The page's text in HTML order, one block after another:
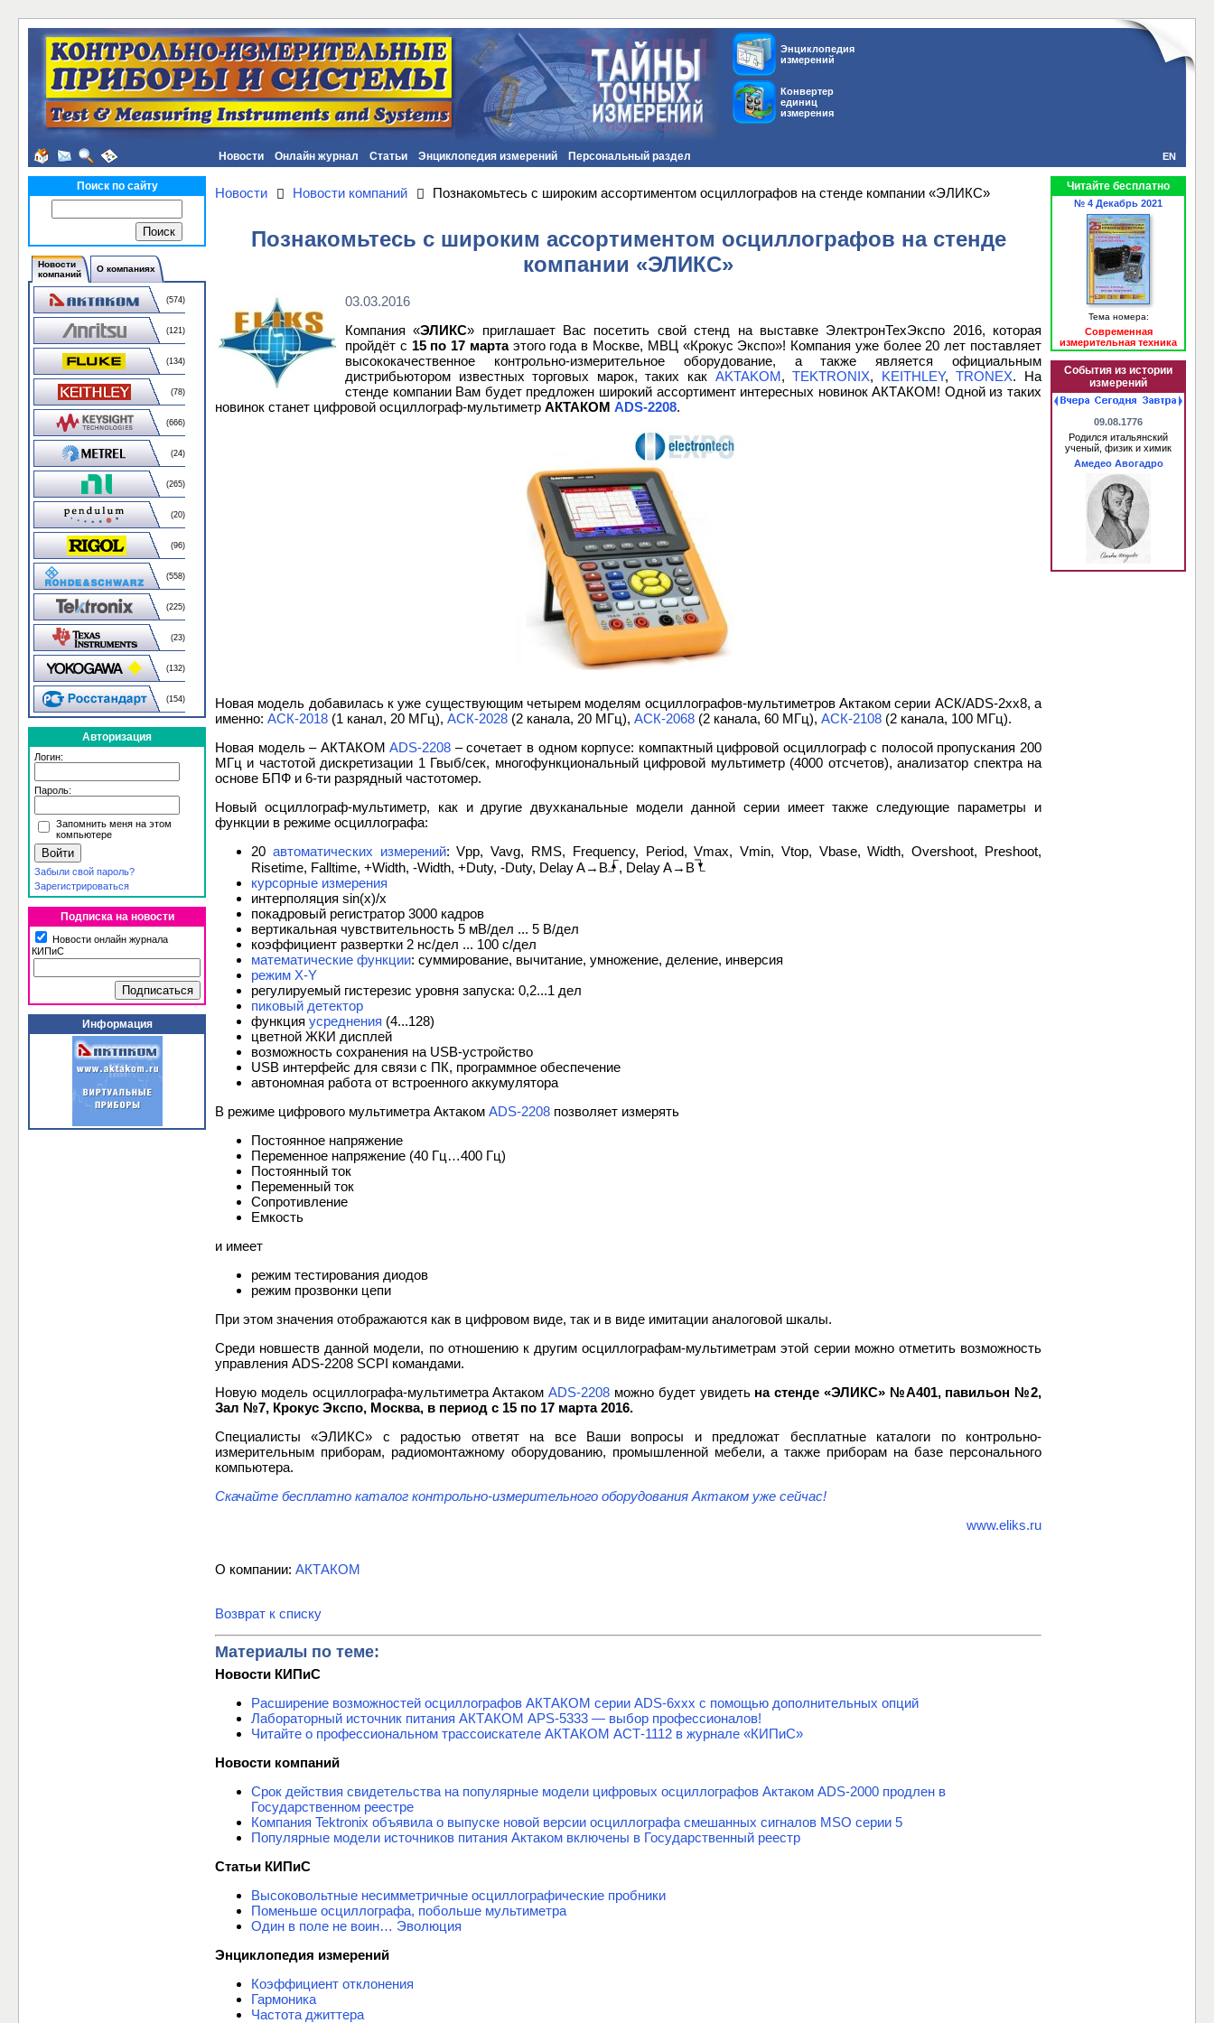
Энциклопедия
измерений
Конвертер
единиц
измерения
Новости Онлайн журнал Статьи Энциклопедия измерений Персональный раздел EN
Поиск по сайту
Новости
компаний
О компаниях
(574)
(121)
(134)
(78)
(666)
(24)
(265)
(20)
(96)
(558)
(225)
(23)
(132)
(154)
Авторизация
Логин:
Пароль:
Запомнить меня на этом
компьютере
Забыли свой пароль?
Зарегистрироваться
Подписка на новости
Новости онлайн журнала
КИПиС
Информация
Новости Новости компаний Познакомьтесь с широким ассортиментом осциллографов на стенде компании «ЭЛИКС»
Познакомьтесь с широким ассортиментом осциллографов на стенде
компании «ЭЛИКС»
03.03.2016
Компания «ЭЛИКС» приглашает Вас посетить свой стенд на выставке ЭлектронТехЭкспо 2016, которая
пройдёт с 15 по 17 мартаэтого года в Москве, МВЦ «Крокус Экспо»! Компания уже более 20 лет поставляет
высококачественное контрольно-измерительное оборудование, а также является официальным
дистрибьютором известных торговых марок, таких как AKTAKOM,TEKTRONIX, KEITHLEY,TRONEX. На
стенде компании Вам будет предложен широкий ассортимент интересных новинок АКТАКОМ! Одной из таких
новинок станет цифровой осциллограф-мультиметр АКТАКОМ ADS-2208.
Новая модель добавилась к уже существующим четырем моделям осциллографов-мультиметров Актаком серии АСК/ADS-2хх8, а
именно: АСК-2018 (1 канал, 20 МГц), АСК-2028 (2 канала, 20 МГц), АСК-2068 (2 канала, 60 МГц), АСК-2108 (2 канала, 100 МГц).
Новая модель – АКТАКОМADS-2208 – сочетает в одном корпусе: компактный цифровой осциллограф с полосой пропускания 200
МГц и частотой дискретизации 1 Гвыб/сек, многофункциональный цифровой мультиметр (4000 отсчетов), анализатор спектра на
основе БПФ и 6-ти разрядный частотомер.
Новый осциллограф-мультиметр, как и другие двухканальные модели данной серии имеет также следующие параметры и
функции в режиме осциллографа:
20 автоматических измерений: Vpp, Vavg, RMS, Frequency, Period, Vmax, Vmin, Vtop, Vbase, Width, Overshoot, Preshoot,
Risetime, Falltime, +Width, -Width, +Duty, -Duty, Delay A→B
, Delay A→B
курсорные измерения
интерполяция sin(x)/x
покадровый регистратор 3000 кадров
вертикальная чувствительность 5 мВ/дел ... 5 В/дел
коэффициент развертки 2 нс/дел ... 100 с/дел
математические функции: суммирование, вычитание, умножение, деление, инверсия
режим X-Y
регулируемый гистерезис уровня запуска: 0,2...1 дел
пиковый детектор
функция усреднения (4...128)
цветной ЖКИ дисплей
возможность сохранения на USB-устройство
USB интерфейс для связи с ПК, программное обеспечение
автономная работа от встроенного аккумулятора
В режиме цифрового мультиметра Актаком ADS-2208 позволяет измерять
Постоянное напряжение
Переменное напряжение (40 Гц…400 Гц)
Постоянный ток
Переменный ток
Сопротивление
Емкость
и имеет
режим тестирования диодов
режим прозвонки цепи
При этом значения отображаются как в цифровом виде, так и в виде имитации аналоговой шкалы.
Среди новшеств данной модели, по отношению к другим осциллографам-мультиметрам этой серии можно отметить возможность
управления ADS-2208 SCPI командами.
Новую модель осциллографа-мультиметра АктакомADS-2208 можно будет увидеть на стенде «ЭЛИКС» №А401, павильон №2,
Зал №7, Крокус Экспо, Москва, в период с 15 по 17 марта 2016.
Специалисты «ЭЛИКС» с радостью ответят на все Ваши вопросы и предложат бесплатные каталоги по контрольно-
измерительным приборам, радиомонтажному оборудованию, промышленной мебели, а также приборам на базе персонального
компьютера.
Скачайте бесплатно каталог контрольно-измерительного оборудования Актаком уже сейчас!
www.eliks.ru
О компании: АКТАКОМ
Возврат к списку
Материалы по теме:
Новости КИПиС
Расширение возможностей осциллографов АКТАКОМ серии ADS-6ххх с помощью дополнительных опций
Лабораторный источник питания АКТАКОМ APS-5333 — выбор профессионалов!
Читайте о профессиональном трассоискателе АКТАКОМ АСТ-1112 в журнале «КИПиС»
Новости компаний
Срок действия свидетельства на популярные модели цифровых осциллографов Актаком ADS-2000 продлен в
Государственном реестре
Компания Tektronix объявила о выпуске новой версии осциллографа смешанных сигналов MSO серии 5
Популярные модели источников питания Актаком включены в Государственный реестр
Статьи КИПиС
Высоковольтные несимметричные осциллографические пробники
Поменьше осциллографа, побольше мультиметра
Один в поле не воин… Эволюция
Энциклопедия измерений
Коэффициент отклонения
Гармоника
Частота джиттера
Читайте бесплатно
№ 4 Декабрь 2021
Тема номера:
Современная
измерительная техника
События из истории
измерений
09.08.1776
Родился итальянский
ученый, физик и химик
Амедео Авогадро